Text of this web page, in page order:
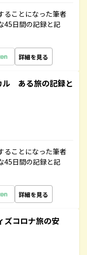
ることになった筆者
45日間の記録と記
詳細を見る
ル ある旅の記録と
ることになった筆者
45日間の記録と記
詳細を見る
ズコロナ旅の安